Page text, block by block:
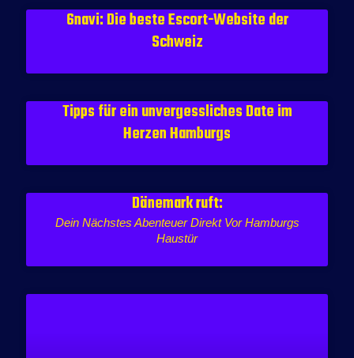
6navi: Die beste Escort-Website der
Schweiz
Tipps für ein unvergessliches Date im
Herzen Hamburgs
Dänemark ruft:
Dein Nächstes Abenteuer Direkt Vor Hamburgs
Haustür